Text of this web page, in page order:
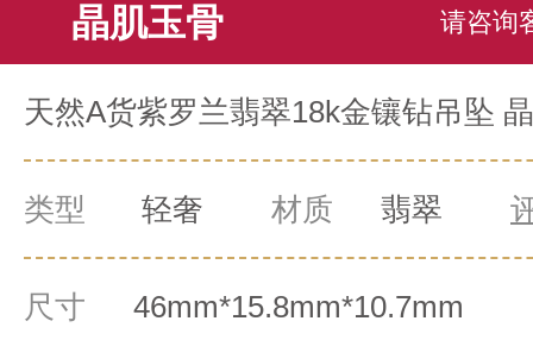
晶肌玉骨 请咨询
天然A货紫罗兰翡翠18k金镶钻吊坠
类型 轻奢 材质 翡翠
尺寸 46mm*15.8mm*10.7mm